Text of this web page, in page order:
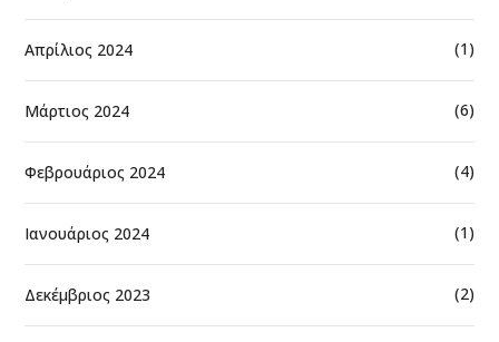
Απρίλιος 2024 (1)
Μάρτιος 2024 (6)
Φεβρουάριος 2024 (4)
Ιανουάριος 2024 (1)
Δεκέμβριος 2023 (2)